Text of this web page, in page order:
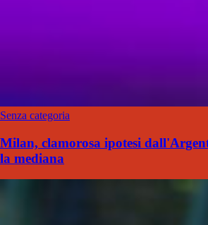
Senza categoria
Milan, clamorosa ipotesi
la mediana